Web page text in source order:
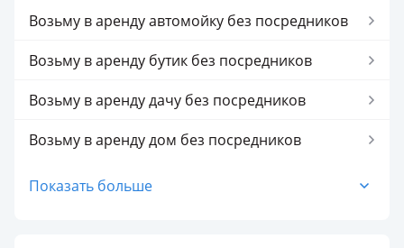
Возьму в аренду магазин
Возьму в аренду офис
Возьму в аренду пекарню
Возьму в аренду помещение
Возьму в аренду автомойку без посредников
Возьму в аренду бутик без посредников
Возьму в аренду дачу без посредников
Возьму в аренду дом без посредников
Возьму в аренду кафе без посредников
Показать больше